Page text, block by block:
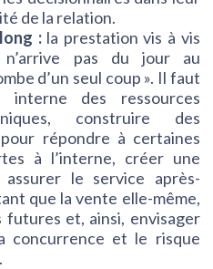
de la relation.
:la prestation vis à vis
n’arrive pas du jour au
d’un seul coup ». Il faut
interne des ressources
construire des
répondre à certaines
à l’interne, créer une
le service après-
que la vente elle-même,
futures et, ainsi, envisager
concurrence et le risque